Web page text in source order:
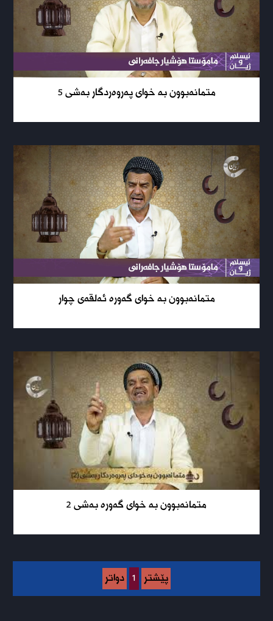
متمانەبوون بە خوای پەروەردگار بەشی 5
متمانەبوون بە خوای گەورە ئەلقەی چوار
متمانەبوون بە خوای گەورە بەشی 2
پێشتر 1 دواتر